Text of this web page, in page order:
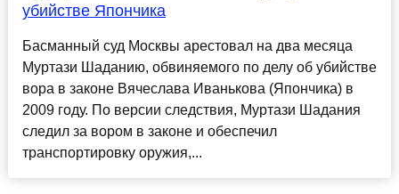
убийстве Япончика
Басманный суд Москвы арестовал на два месяца
Муртази Шаданию, обвиняемого по делу об убийстве
вора в законе Вячеслава Иванькова (Япончика) в
2009 году. По версии следствия, Муртази Шадания
следил за вором в законе и обеспечил
транспортировку оружия,...